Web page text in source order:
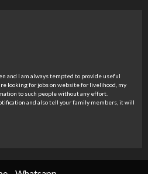
and I am always tempted to provide useful
looking for jobs on website for livelihood, my
to such people without any effort.
and also tell your family members, it will